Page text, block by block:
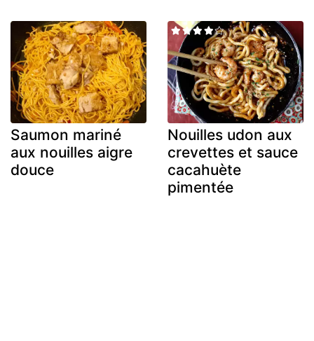
Saumon mariné
aux nouilles aigre
douce
Nouilles udon aux
crevettes et sauce
cacahuète
pimentée